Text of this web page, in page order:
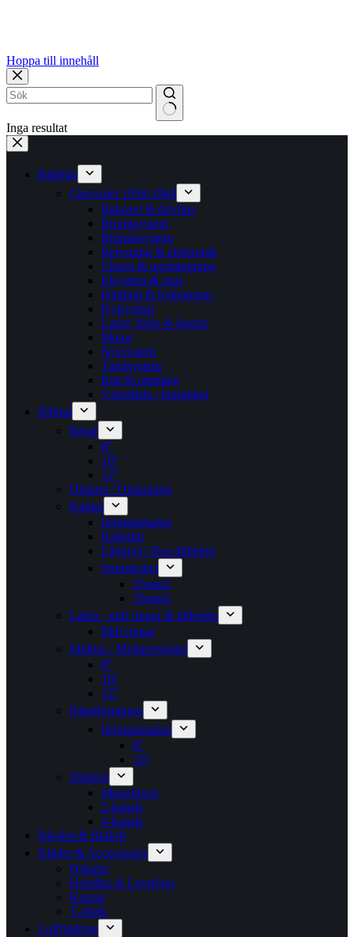
Hoppa till innehåll
Inga resultat
Bildelar
Chevrolet 1958-1964
Bakaxel & drivlina
Bromssystem
Bränslesystem
Belysning & elektronik
Chassi & upphängning
Elsystem & start
Hjulbult & hjulmuttrar
Kylsystem
Lager, leder & knutar
Motor
Styrsystem
Tändsystem
Ratt & rattstång
Växellåda / Hastighet
Billjud
Basar
8″
10″
12″
Diskant / Omkoning​
Kablar
Högtalarkabel
Kabelkit
Lågnivå / Rca tillbehör
Strömkabel
25mm2
35mm2
Lådor , mdf ringar & tillbehör
Mdf ringar
Midbas / Mellanregister
8″
10″
12″
Paketlösningar
Högtalarpaket
8″
10″
Slutsteg
Monoblock
2-kanals
4-kanals
Bilvård & Bildoft
Kläder & Accessoarer
Dekaler
Hoodies & Luvtröjor
Kepsar
T-shirts
Luftfjädring